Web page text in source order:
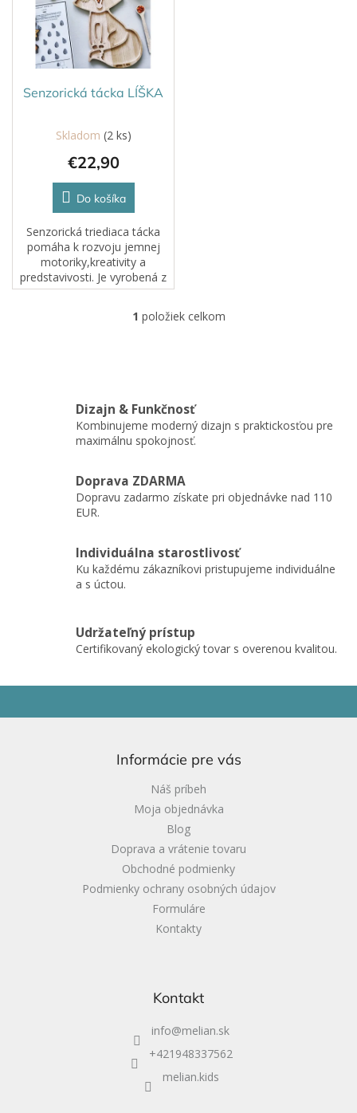
Senzorická tácka LÍŠKA
Skladom (2 ks)
€22,90
Do košíka
Senzorická triediaca tácka
pomáha k rozvoju jemnej
motoriky,kreativity a
predstavivosti. Je vyrobená z
dreva a celá zaliata
čomu je tácka odolná voči
O
c
i
e
r
v
k
ý
p
1 položiek celkom
Dizajn & Funkčnosť
Kombinujeme moderný dizajn s praktickosťou pre
maximálnu spokojnosť.
Doprava ZDARMA
Dopravu zadarmo získate pri objednávke nad 110
EUR.
Individuálna starostlivosť
Ku každému zákazníkovi pristupujeme individuálne
a s úctou.
Udržateľný prístup
Certifikovaný ekologický tovar s overenou kvalitou.
Informácie pre vás
Náš príbeh
Moja objednávka
Blog
Doprava a vrátenie tovaru
Obchodné podmienky
Podmienky ochrany osobných údajov
Formuláre
Kontakty
Kontakt
info@melian.sk
+421948337562
melian.kids